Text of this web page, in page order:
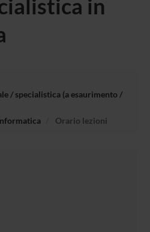
in
/ specialistica (a esaurimento /
Orario lezioni